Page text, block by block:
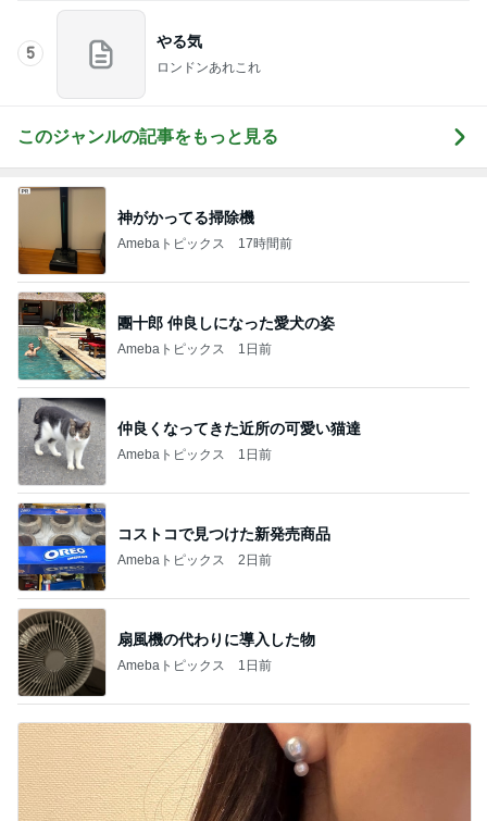
5
やる気
ロンドンあれこれ
このジャンルの記事をもっと見る
神がかってる掃除機
Amebaトピックス 17時間前
團十郎 仲良しになった愛犬の姿
Amebaトピックス 1日前
仲良くなってきた近所の可愛い猫達
Amebaトピックス 1日前
コストコで見つけた新発売商品
Amebaトピックス 2日前
扇風機の代わりに導入した物
Amebaトピックス 1日前